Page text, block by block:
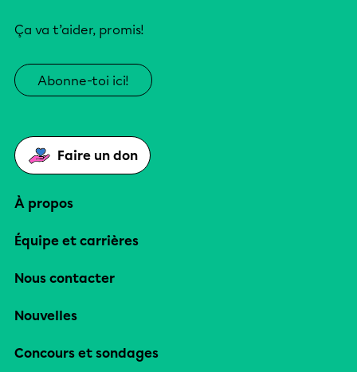
Ça va t’aider, promis!
Abonne-toi ici!
Faire un don
À propos
Équipe et carrières
Nous contacter
Nouvelles
Concours et sondages